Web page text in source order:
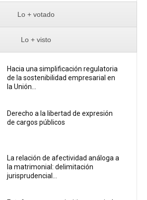
Lo + votado
Lo + visto
Hacia una simplificación regulatoria
de la sostenibilidad empresarial en
la Unión...
Derecho a la libertad de expresión
de cargos públicos
La relación de afectividad análoga a
la matrimonial: delimitación
jurisprudencial...